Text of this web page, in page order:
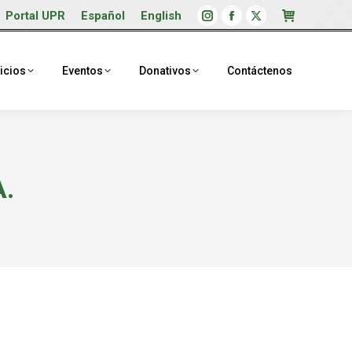
Portal UPR Español English
Instagram
opens
Facebook
opens
X
opens
Eventos Donativos Contáctenos